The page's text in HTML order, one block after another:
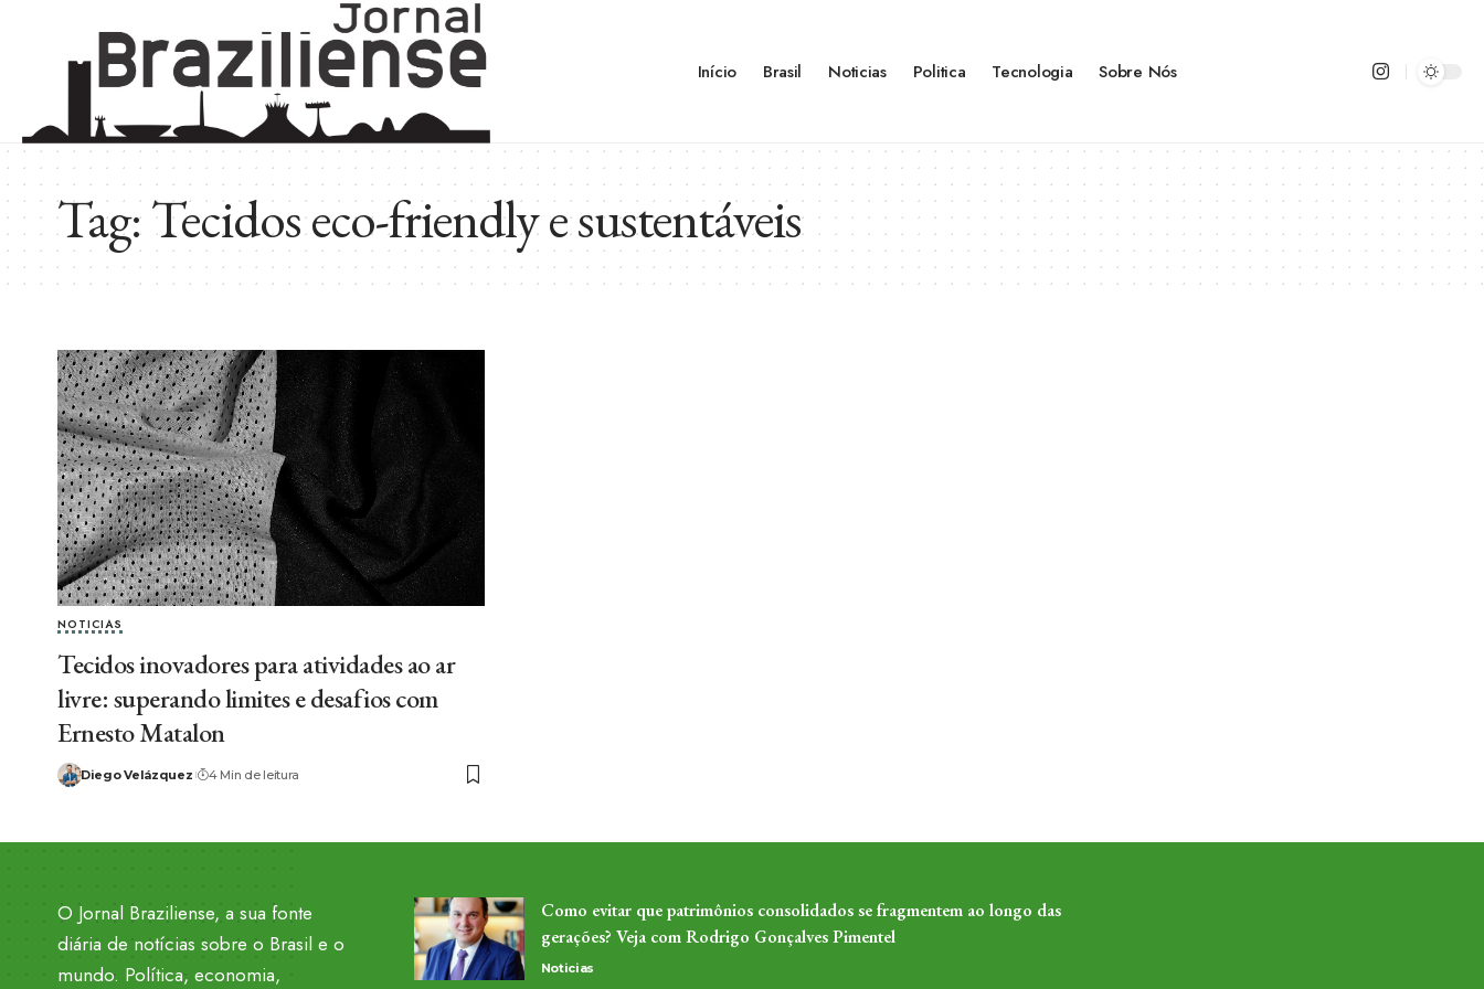
Início Brasil Noticias Politica Tecnologia Sobre Nós
Tag:Tecidos eco-friendly e sustentáveis
NOTICIAS
Tecidos inovadores para atividades ao ar
livre: superando limites e desafios com
Ernesto Matalon
Diego Velázquez 4 Min de leitura
O Jornal Braziliense, a sua fonte
diária de notícias sobre o Brasil e o
mundo. Política, economia,
Como evitar que patrimônios consolidados se fragmentem ao longo das
gerações? Veja com Rodrigo Gonçalves Pimentel
Noticias